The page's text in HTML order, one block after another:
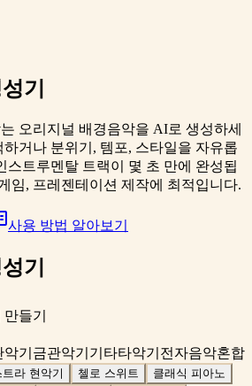
기
오리지널 배경음악을 AI로 생성하세
거나 분위기, 템포, 스타일을 자유롭
스트루멘탈 트랙이 몇 초 만에 완성됩
임, 프레젠테이션 제작에 최적입니다.
사용 방법 알아보기
기
들기
기 금관악기 기타타악기 전자음악혼합
트라 현악기 첼로 스위트
클래식 피아노